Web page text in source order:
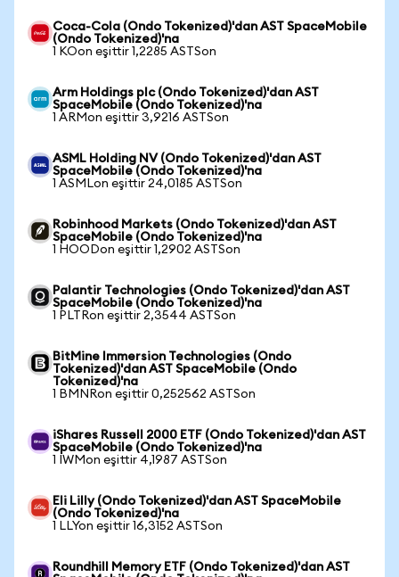
Coca-Cola (Ondo Tokenized)'dan AST SpaceMobile
(Ondo Tokenized)'na
1 KOon eşittir 1,2285 ASTSon
Arm Holdings plc (Ondo Tokenized)'dan AST
SpaceMobile (Ondo Tokenized)'na
1 ARMon eşittir 3,9216 ASTSon
ASML Holding NV (Ondo Tokenized)'dan AST
SpaceMobile (Ondo Tokenized)'na
1 ASMLon eşittir 24,0185 ASTSon
Robinhood Markets (Ondo Tokenized)'dan AST
SpaceMobile (Ondo Tokenized)'na
1 HOODon eşittir 1,2902 ASTSon
Palantir Technologies (Ondo Tokenized)'dan AST
SpaceMobile (Ondo Tokenized)'na
1 PLTRon eşittir 2,3544 ASTSon
BitMine Immersion Technologies (Ondo
Tokenized)'dan AST SpaceMobile (Ondo
Tokenized)'na
1 BMNRon eşittir 0,252562 ASTSon
iShares Russell 2000 ETF (Ondo Tokenized)'dan AST
SpaceMobile (Ondo Tokenized)'na
1 IWMon eşittir 4,1987 ASTSon
Eli Lilly (Ondo Tokenized)'dan AST SpaceMobile
(Ondo Tokenized)'na
1 LLYon eşittir 16,3152 ASTSon
Roundhill Memory ETF (Ondo Tokenized)'dan AST